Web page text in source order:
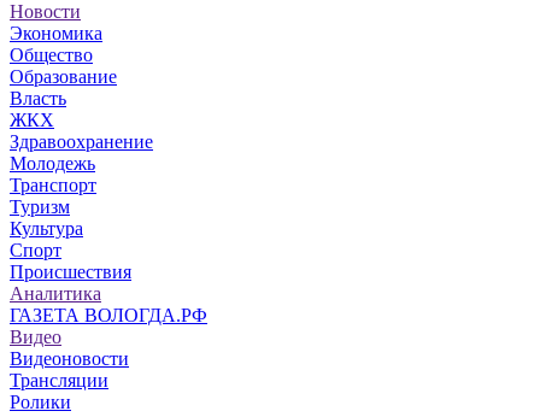
Новости
Экономика
Общество
Образование
Власть
ЖКХ
Здравоохранение
Молодежь
Транспорт
Туризм
Культура
Спорт
Происшествия
Аналитика
ГАЗЕТА ВОЛОГДА.РФ
Видео
Видеоновости
Трансляции
Ролики